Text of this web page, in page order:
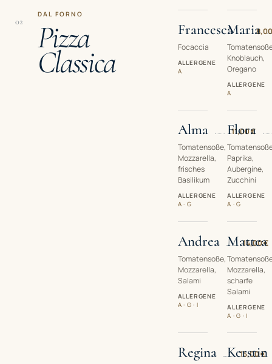
02
DAL FORNO
Pizza
Classica
Francesca
Focaccia
ALLERGENE
A
Maria
Knoblauch,
Oregano
ALLERGENE
A
Alma
11,00 €
Tomatensoße,
Mozzarella,
frisches
Basilikum
ALLERGENE
A · G
Flora
Paprika,
Aubergine,
Zucchini
ALLERGENE
A · G
Andrea
14,00 €
Tomatensoße,
Mozzarella,
Salami
ALLERGENE
A · G · I
Mattea
Mozzarella,
scharfe
Salami
ALLERGENE
A · G · I
Regina
15,00 €
Kerstin